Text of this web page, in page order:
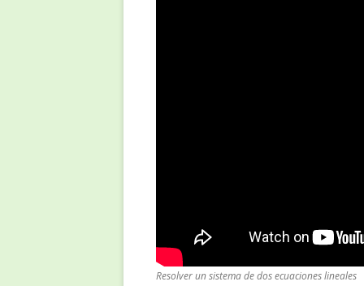
Resolver un sistema de dos ecuaciones lineales